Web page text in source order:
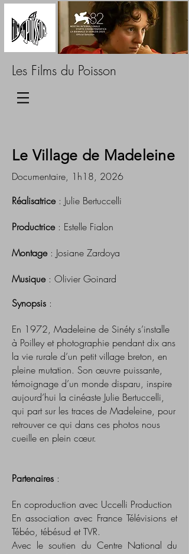
Les Films du Poisson
Le Village de Madeleine
Documentaire, 1h18, 2026
Réalisatrice: Julie Bertuccelli
Productrice: Estelle Fialon
Montage: Josiane Zardoya
Musique: Olivier Goinard
Synopsis :
En 1972, Madeleine de Sinéty s’installe
à Poilley et photographie pendant dix ans
la vie rurale d’un petit village breton, en
pleine mutation. Son œuvre puissante,
témoignage d’un monde disparu, inspire
aujourd’hui la cinéaste Julie Bertuccelli,
qui part sur les traces de Madeleine, pour
retrouver ce qui dans ces photos nous
cueille en plein cœur.
Partenaires :
En coproduction avec Uccelli Production
En association avec France Télévisions et
Tébéo, tébésud et TVR.
Avec le soutien du Centre National du